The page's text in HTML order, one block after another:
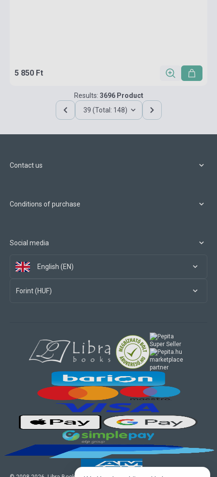
5 850 Ft
Results: 3696 Product
39 (Total: 148)
Contact us
Conditions of purchase
Social media
English (EN)
Forint (HUF)
marketplace
partner